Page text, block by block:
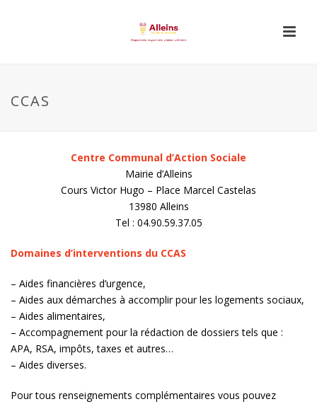
CCAS
Centre Communal d’Action Sociale
Mairie d’Alleins
Cours Victor Hugo – Place Marcel Castelas
13980 Alleins
Tel : 04.90.59.37.05
Domaines d’interventions du CCAS
– Aides financières d’urgence,
– Aides aux démarches à accomplir pour les logements sociaux,
– Aides alimentaires,
– Accompagnement pour la rédaction de dossiers tels que :
APA, RSA, impôts, taxes et autres…
– Aides diverses.
Pour tous renseignements complémentaires vous pouvez